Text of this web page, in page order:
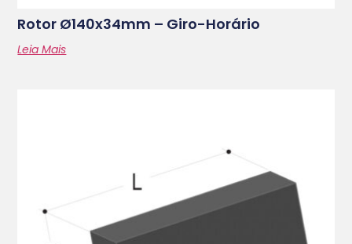
Rotor Ø140x34mm – Giro-Horário
Leia Mais